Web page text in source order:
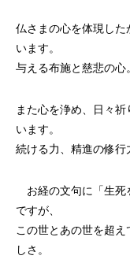
仏さまの心を体現し
います。
与える布施と慈悲の心
また心を浄め、日々
います。
続ける力、精進の修行
お経の文句に「生死
ですが、
この世とあの世を超
しさ。